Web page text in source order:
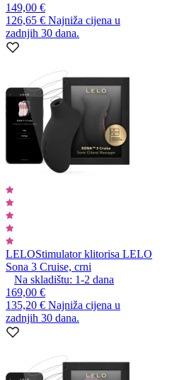
149,00 €
126,65 € Najniža cijena u
zadnjih 30 dana.
LELOStimulator klitorisa LELO
Sona 3 Cruise, crni
Na skladištu: 1-2 dana
169,00 €
135,20 € Najniža cijena u
zadnjih 30 dana.